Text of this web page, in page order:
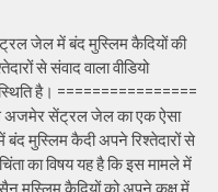
जेल में बंद मुस्लिम कैदियों की
से संवाद वाला वीडियो
है। ================
अजमेर सेंट्रल जेल का एक ऐसा
बंद मुस्लिम कैदी अपने रिश्तेदारों से
का विषय यह है कि इस मामले में